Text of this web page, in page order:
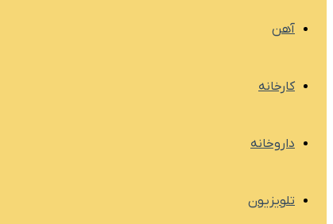
آهن
کارخانه
داروخانه
تلویزیون